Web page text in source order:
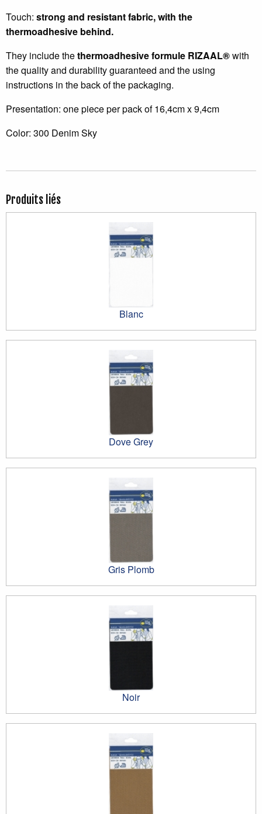
Touch: strong and resistant fabric, with the
thermoadhesive behind.
They include thethermoadhesive formule RIZAAL®with
the quality and durability guaranteed and the using
instructions in the back of the packaging.
Presentation: one piece per pack of 16,4cm x 9,4cm
Color: 300 Denim Sky
Produits liés
Blanc
Dove Grey
Gris Plomb
Noir